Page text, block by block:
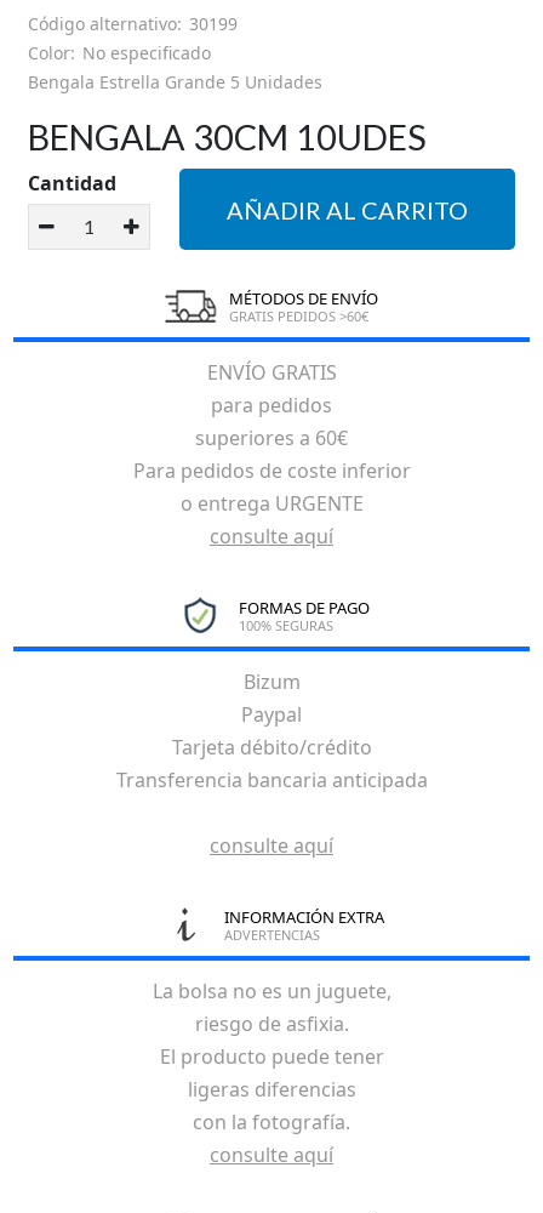
MI CUENTA
Código alternativo: 30199
Color: No especificado
Bengala Estrella Grande 5 Unidades
BENGALA 30CM 10UDES
Cantidad
AÑADIR AL CARRITO
MÉTODOS DE ENVÍO
GRATIS PEDIDOS >60€
ENVÍO GRATIS
para pedidos
superiores a 60€
Para pedidos de coste inferior
o entrega URGENTE
consulte aquí
FORMAS DE PAGO
100% SEGURAS
Bizum
Paypal
Tarjeta débito/crédito
Transferencia bancaria anticipada
consulte aquí
INFORMACIÓN EXTRA
ADVERTENCIAS
La bolsa no es un juguete,
riesgo de asfixia.
El producto puede tener
ligeras diferencias
con la fotografía.
consulte aquí